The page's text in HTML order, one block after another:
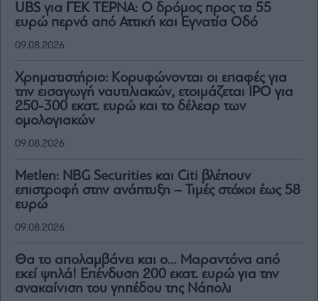
UBS για ΓΕΚ ΤΕΡΝΑ: Ο δρόμος προς τα 55
ευρώ περνά από Αττική και Εγνατία Οδό
09.08.2026
Χρηματιστήριο: Κορυφώνονται οι επαφές για
την εισαγωγή ναυτιλιακών, ετοιμάζεται IPO για
250-300 εκατ. ευρώ και το δέλεαρ των
ομολογιακών
09.08.2026
Metlen: NBG Securities και Citi βλέπουν
επιστροφή στην ανάπτυξη – Τιμές στόχοι έως 58
ευρώ
09.08.2026
Θα το απολαμβάνει και ο… Μαραντόνα από
εκεί ψηλά! Επένδυση 200 εκατ. ευρώ για την
ανακαίνιση του γηπέδου της Νάπολι